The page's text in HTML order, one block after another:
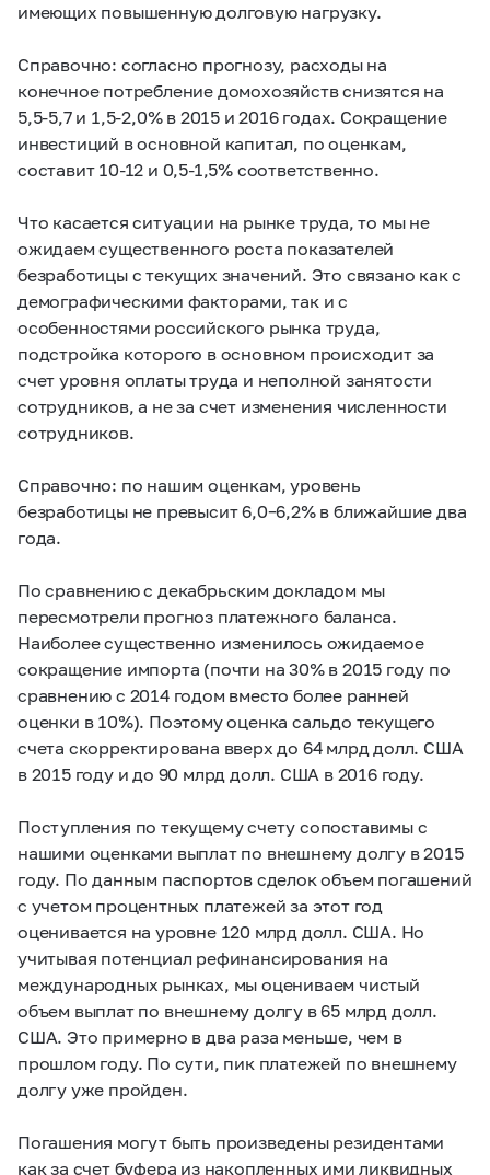
имеющих повышенную долговую нагрузку.
Справочно: согласно прогнозу, расходы на
конечное потребление домохозяйств снизятся на
5,5-5,7 и 1,5-2,0% в 2015 и 2016 годах. Сокращение
инвестиций в основной капитал, по оценкам,
составит 10-12 и 0,5-1,5% соответственно.
Что касается ситуации на рынке труда, то мы не
ожидаем существенного роста показателей
безработицы с текущих значений. Это связано как с
демографическими факторами, так и с
особенностями российского рынка труда,
подстройка которого в основном происходит за
счет уровня оплаты труда и неполной занятости
сотрудников, а не за счет изменения численности
сотрудников.
Справочно: по нашим оценкам, уровень
безработицы не превысит 6,0–6,2% в ближайшие два
года.
По сравнению с декабрьским докладом мы
пересмотрели прогноз платежного баланса.
Наиболее существенно изменилось ожидаемое
сокращение импорта (почти на 30% в 2015 году по
сравнению с 2014 годом вместо более ранней
оценки в 10%). Поэтому оценка сальдо текущего
счета скорректирована вверх до 64 млрд долл. США
в 2015 году и до 90 млрд долл. США в 2016 году.
Поступления по текущему счету сопоставимы с
нашими оценками выплат по внешнему долгу в 2015
году. По данным паспортов сделок объем погашений
с учетом процентных платежей за этот год
оценивается на уровне 120 млрд долл. США. Но
учитывая потенциал рефинансирования на
международных рынках, мы оцениваем чистый
объем выплат по внешнему долгу в 65 млрд долл.
США. Это примерно в два раза меньше, чем в
прошлом году. По сути, пик платежей по внешнему
долгу уже пройден.
Погашения могут быть произведены резидентами
как за счет буфера из накопленных ими ликвидных